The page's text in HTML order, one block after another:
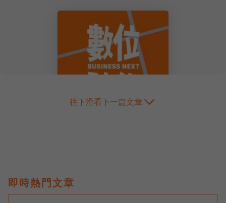
往下滑看下一篇文章
即時熱門文章